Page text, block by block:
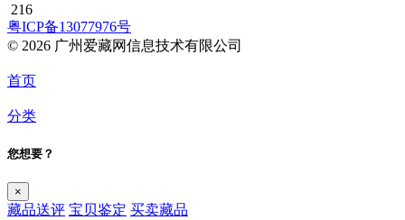
216
粤ICP备13077976号
© 2026 广州爱藏网信息技术有限公司
首页
分类
您想要？
×
藏品送评 宝贝鉴定 买卖藏品